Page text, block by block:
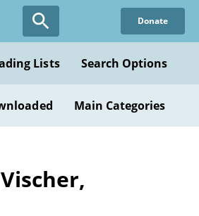
Donate
Lists Search Options
Main Categories